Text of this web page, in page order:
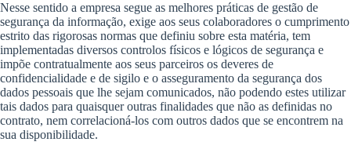
Nesse sentido a empresa segue as melhores práticas de gestão de
segurança da informação, exige aos seus colaboradores o cumprimento
estrito das rigorosas normas que definiu sobre esta matéria, tem
implementadas diversos controlos físicos e lógicos de segurança e
impõe contratualmente aos seus parceiros os deveres de
confidencialidade e de sigilo e o asseguramento da segurança dos
dados pessoais que lhe sejam comunicados, não podendo estes utilizar
tais dados para quaisquer outras finalidades que não as definidas no
contrato, nem correlacioná-los com outros dados que se encontrem na
sua disponibilidade.